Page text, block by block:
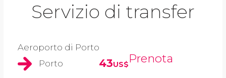
Servizio di transfer
Aeroporto di Porto
Porto
43US$Prenota